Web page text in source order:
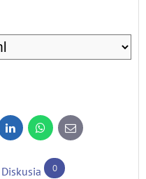
LinkedInWhatsApp
E-
mail
Diskusia 0